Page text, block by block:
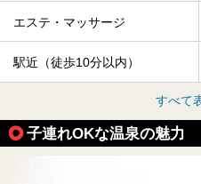
エステ・マッサージ
駅近（徒歩10分以内）
すべて
子連れOKな温泉の魅力